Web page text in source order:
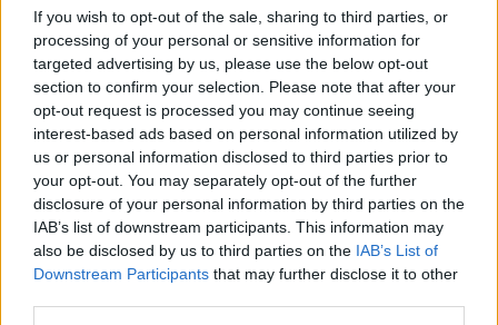
If you wish to opt-out of the sale, sharing to third parties, or
processing of your personal or sensitive information for
targeted advertising by us, please use the below opt-out
section to confirm your selection. Please note that after your
opt-out request is processed you may continue seeing
interest-based ads based on personal information utilized by
us or personal information disclosed to third parties prior to
your opt-out. You may separately opt-out of the further
disclosure of your personal information by third parties on the
IAB’s list of downstream participants. This information may
also be disclosed by us to third parties on the IAB’s List of
Downstream Participants that may further disclose it to other
Ο Παναθηναϊκός κυριάρχησε στα ριμπάουντ
με 37 έναντι 24 του Κολοσσού, όμως έκανε
πολλά λάθη (20), έχοντας ήδη 11 στο πρώτο
ημίχρονο. Τα επτά «πράσινα» κλεψίματα
έκαναν στο τέλος τη διαφορά. Από την άλλη
19 τελικές πάσες για 10 λάθη είχαν οι
Ροδίτες στο μακράν καλύτερο παιχνίδι τους
στη φετινή σεζόν, όπου αγωνίστηκαν
πλήρεις, αφού είχαν μαζί τους και τον
Γκάμπριελ Γκαλβανίνι για πρώτη φορά.